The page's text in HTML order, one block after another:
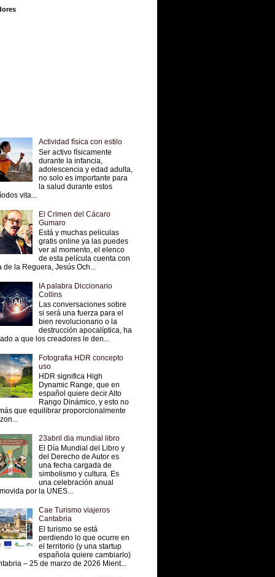
Actividad física con estilo
Ser activo físicamente
durante la infancia,
adolescencia y edad adulta,
no solo es importante para
la salud durante estos
vita...
El Crimen del Cácaro
Gumaro
Está y muchas peliculas
gratis online ya las puedes
ver al momento, el elenco
de esta película cuenta con
de la Reguera, Jesús Och...
IA palabra Diccionario
Collins
Las conversaciones sobre
si será una fuerza para el
bien revolucionario o la
destrucción apocalíptica, ha
a que los creadores le den...
Fotografia HDR concepto
uso
HDR significa High
Dynamic Range, que en
español quiere decir Alto
Rango Dinámico, y esto no
que equilibrar proporcionalmente
23abril dia mundial libro
El Día Mundial del Libro y
del Derecho de Autor es
una fecha cargada de
simbolismo y cultura. Es
una celebración anual
por la UNES...
Cae Turismo viajeros
Cantabria
El turismo se está
perdiendo lo que ocurre en
el territorio (y una startup
española quiere cambiarlo)
– 25 de marzo de 2026 Mient...